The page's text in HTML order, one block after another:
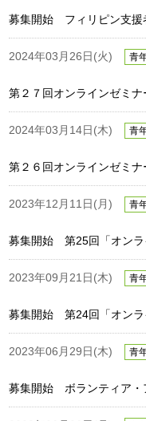
募集開始 フィリピン支援
2024年03月26日(火) 青
第２７回オンラインゼミナ
2024年03月14日(木) 青
第２６回オンラインゼミナ
2023年12月11日(月) 青
募集開始 第25回「オンラ
2023年09月21日(木) 青
募集開始 第24回「オンラ
2023年06月29日(木) 青
募集開始 ボランティア・